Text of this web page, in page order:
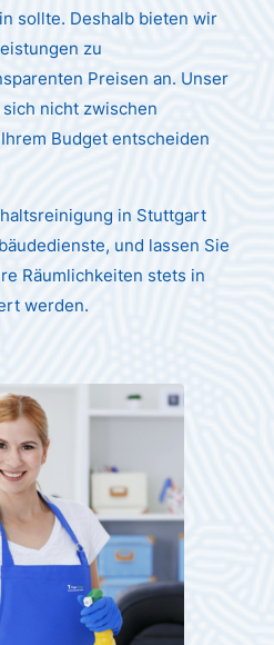
sollte. Deshalb bieten wir
zu
Preisen an. Unser
nicht zwischen
Budget entscheiden
in Stuttgart
und lassen Sie
Räumlichkeiten stets in
werden.